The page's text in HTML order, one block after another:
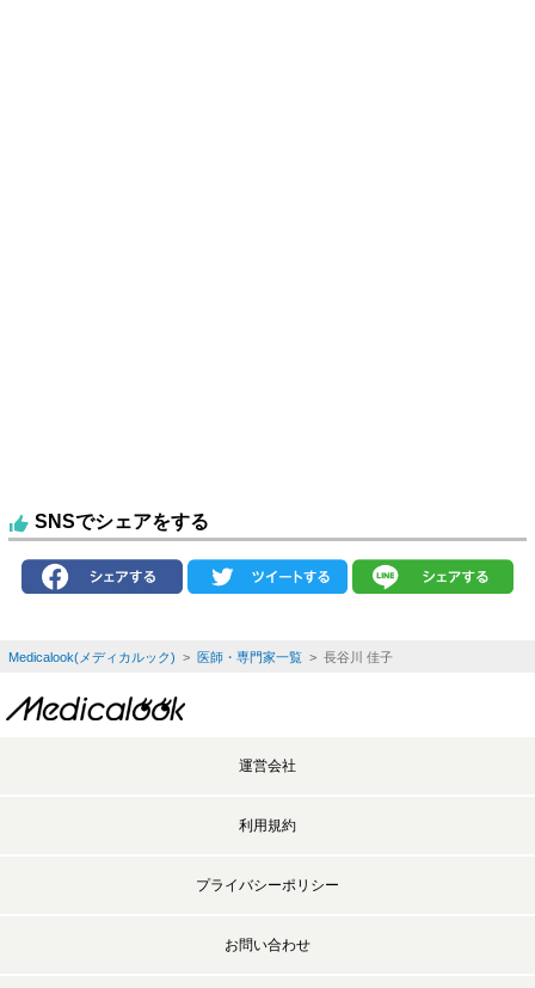
SNSでシェアをする
Medicalook(メディカルック) > 医師・専門家一覧> 長谷川 佳子
運営会社
利用規約
プライバシーポリシー
お問い合わせ